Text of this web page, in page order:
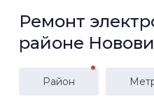
Ремонт
районе
Район